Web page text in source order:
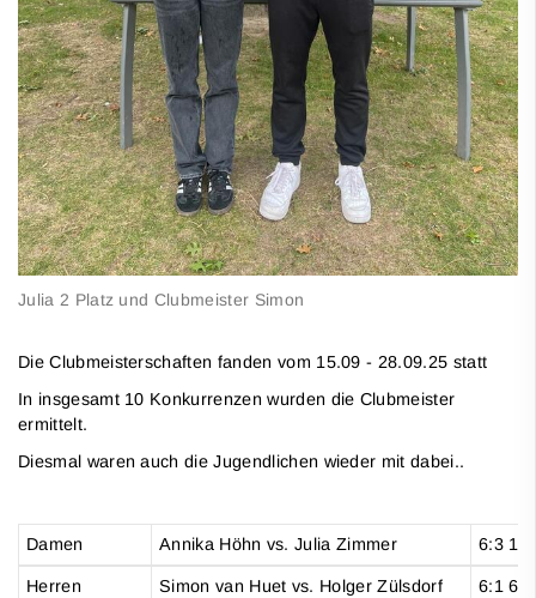
Julia 2 Platz und Clubmeister Simon
Die Clubmeisterschaften fanden vom 15.09 - 28.09.25 statt
In insgesamt 10 Konkurrenzen wurden die Clubmeister
ermittelt.
Diesmal waren auch die Jugendlichen wieder mit dabei..
Damen Annika Höhn vs. Julia Zimmer 6:3
Herren Simon van Huet vs. Holger Zülsdorf 6:1 6:2